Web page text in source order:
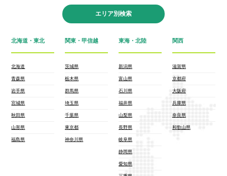
エリア別検索
北海道・東北
北海道
青森県
岩手県
宮城県
秋田県
山形県
福島県
関東・甲信越
茨城県
栃木県
群馬県
埼玉県
千葉県
東京都
神奈川県
東海・北陸
新潟県
富山県
石川県
福井県
山梨県
長野県
岐阜県
静岡県
愛知県
関西
滋賀県
京都府
大阪府
兵庫県
奈良県
和歌山県